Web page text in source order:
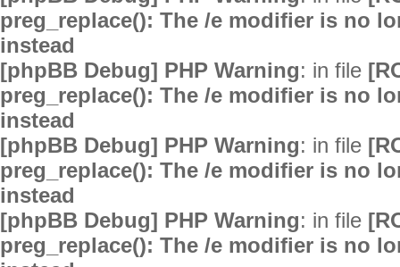
preg_replace(): The /e modifier is no
instead
[phpBB Debug] PHP Warning: in file
preg_replace(): The /e modifier is no
instead
[phpBB Debug] PHP Warning: in file
preg_replace(): The /e modifier is no
instead
[phpBB Debug] PHP Warning: in file
preg_replace(): The /e modifier is no